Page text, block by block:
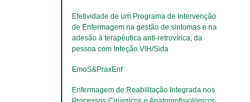
Efetividade de um Programa de Intervenção
de Enfermagem na gestão de sintomas e na
adesão à terapêutica anti-retrovírica, da
pessoa com Infeção VIH/Sida
EmoS&PraxEnf
Enfermagem de Reabilitação Integrada nos